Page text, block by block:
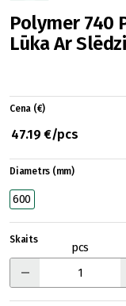
Polymer 740
Lūka Ar
Cena (€)
47.19 €/pcs
Diametrs (mm)
600
Skaits
pcs